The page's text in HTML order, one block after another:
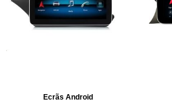
Ecrãs Android